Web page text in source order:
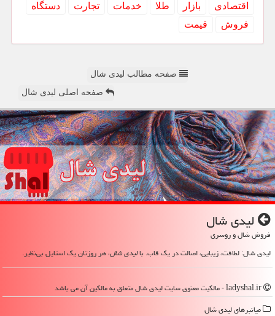
اقتصادی بازار طلا خدمات تجارت
دستگاه
فروش
قیمت
صفحه مطالب لیدی شال
صفحه اصلی لیدی شال
لیدی شال
فروش شال و روسری
لیدی شال: لطافت، زیبایی، اصالت در یک قاب. بالیدی شال، هر روزتان یک استایل بی‌نظیر.
میانبرهای لیدی شال